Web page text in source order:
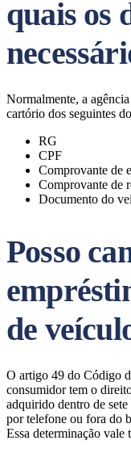
quais os
Normalmente, a
cartório dos seguintes
RG
CPF
Comprovante de
Comprovante de
Documento do
Posso
de
O artigo 49 do Código
consumidor tem o
adquirido dentro de
por telefone ou fora do
Essa determinação vale